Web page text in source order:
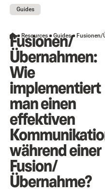
Guides
Fusionen/
Übernahmen:
Wie
implementiert
man einen
effektiven
während einer
Fusion/
Übernahme?
Resources Guides